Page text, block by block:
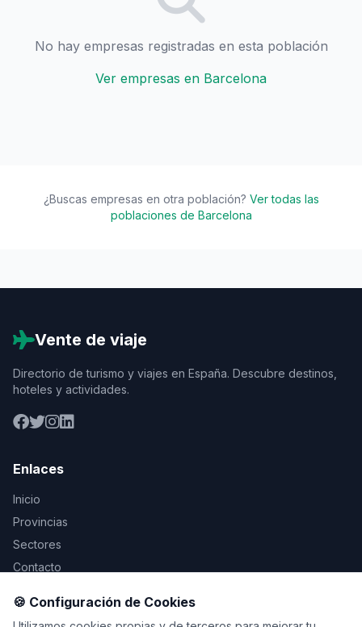
No hay empresas registradas en esta población
Ver empresas en Barcelona
¿Buscas empresas en otra población? Ver todas las
poblaciones de Barcelona
Vente de viaje
Directorio de turismo y viajes en España. Descubre destinos,
hoteles y actividades.
Enlaces
Inicio
Provincias
Sectores
Contacto
Legal
🍪 Configuración de Cookies